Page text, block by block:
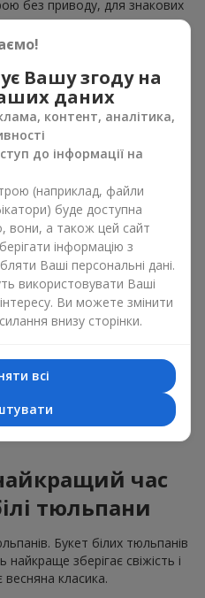
без приводу, для знакових
можна знайти ніжний букет
оформленні, що стане
якого приводу. У нас
до 700 грн
букети. Вибирайте
а ми попіклуємось,
пробуджує
неймовірні емоції. Але
особливу роль. Білий колір у
відкритістю та довірою.
теплі почуття і створює
тюльпанів, легко
дім, офіс, святкову подію.
коли за вікном
вираз почуттів без слів,
час
тюльпани
Букет білих тюльпанів
зберігає свіжість і
весняна класика.
Вашу згоду на
даних
контент, аналітика,
до інформації на
(наприклад, файли
буде доступна
вони, а також цей сайт
інформацію з
Ваші персональні дані.
використовувати Ваші
Ви можете змінити
внизу сторінки.
всі